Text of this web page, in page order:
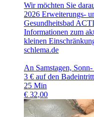
Wir möchten Sie
2026 Erweiterungs-
Gesundheitsbad
Informationen zum
kleinen
schlema.de
An Samstagen,
3 € auf den
25 Min
€ 32,00